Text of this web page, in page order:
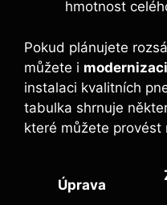
hmotnost
Pokud plánujete
můžete i
instalaci kvalitních
tabulka shrnuje
které můžete provést
Úprava